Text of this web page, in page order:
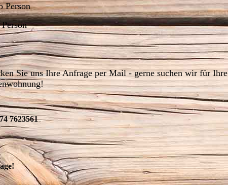
Person
Sie uns Ihre Anfrage per Mail - gerne suchen wir für Ihre
7623561